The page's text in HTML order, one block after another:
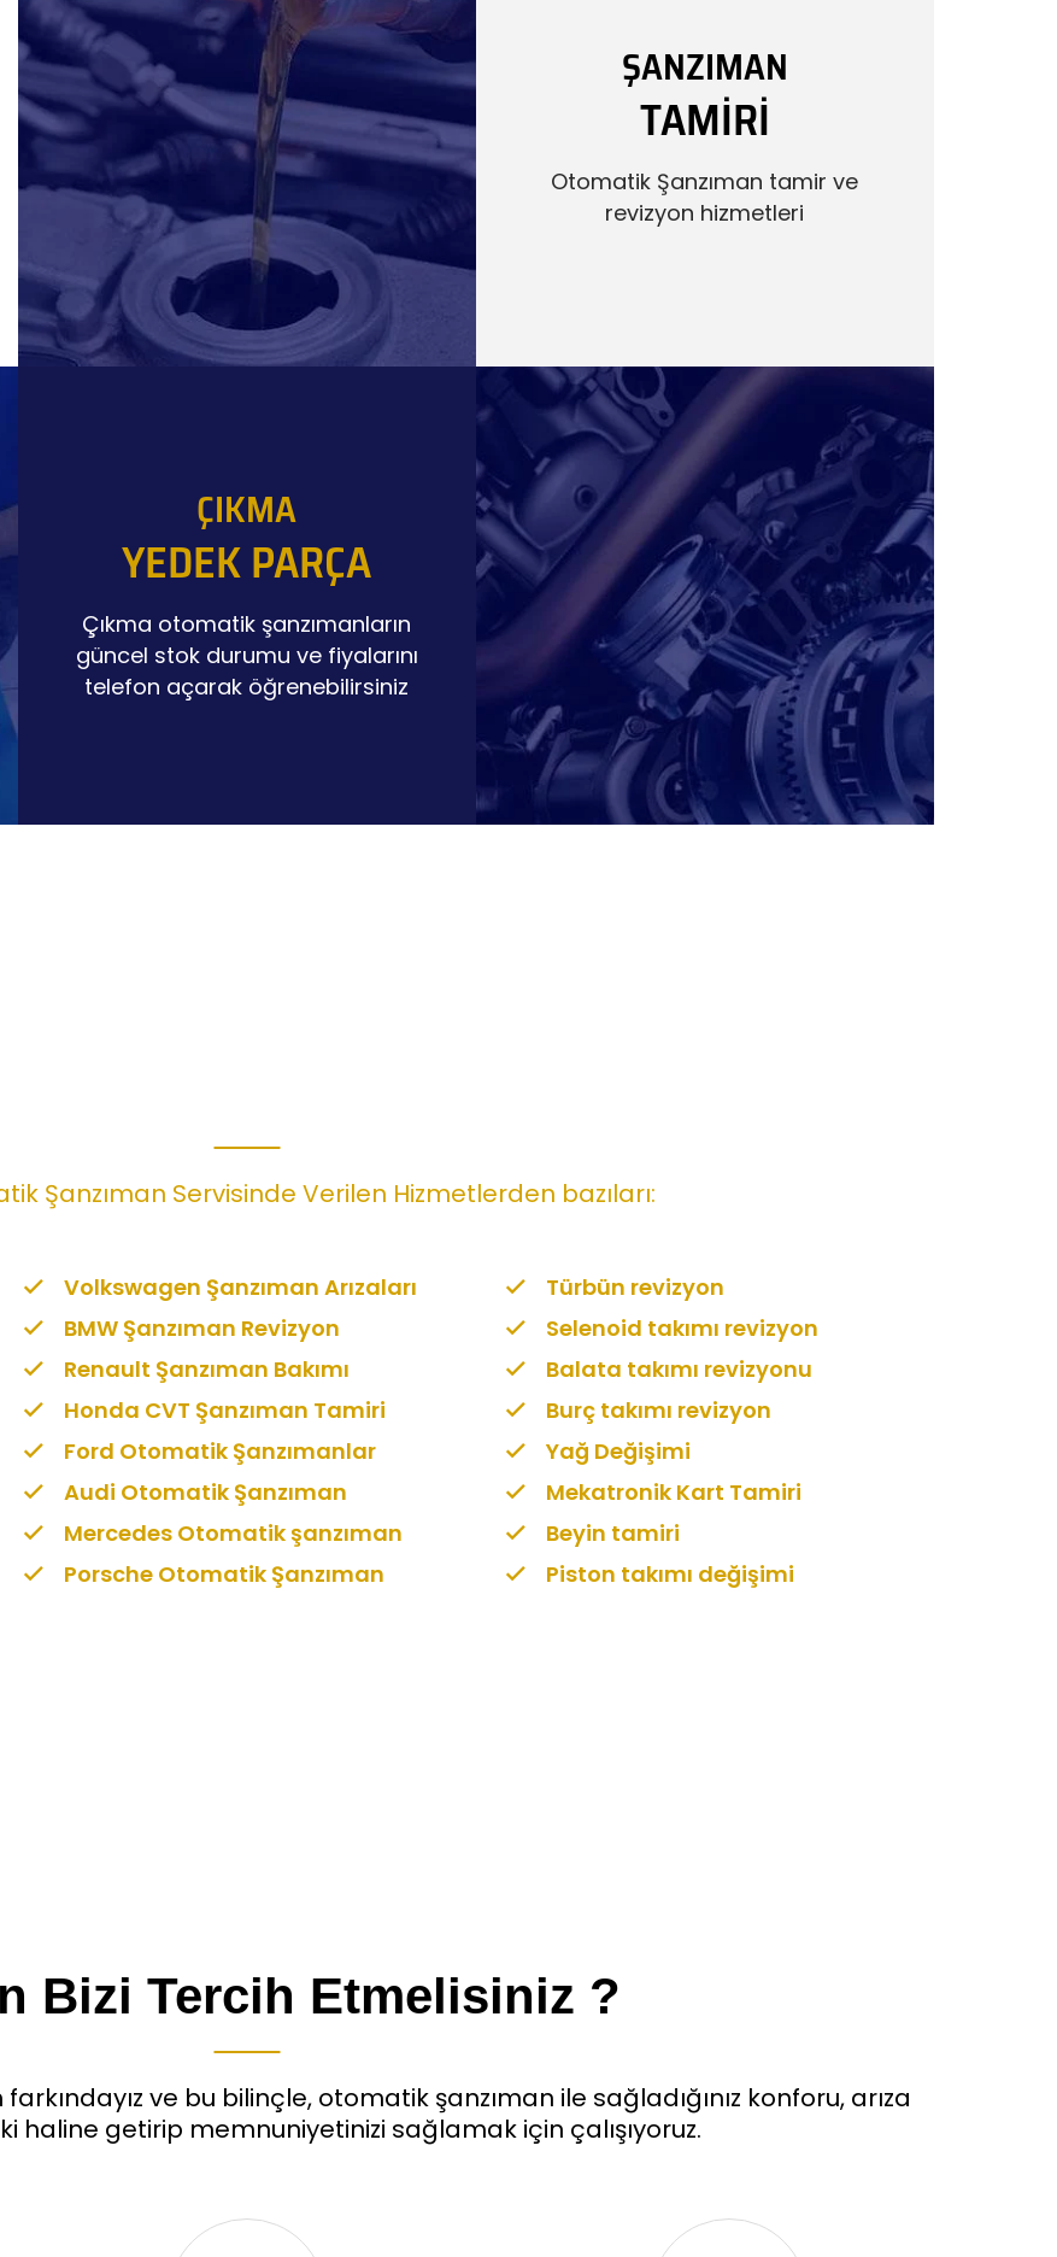
ŞANZIMAN
TAMİRİ
Otomatik Şanzıman tamir ve
revizyon hizmetleri
ÇIKMA
YEDEK PARÇA
Çıkma otomatik şanzımanların
güncel stok durumu ve fiyalarını
telefon açarak öğrenebilirsiniz
Şanzıman Servisinde Verilen Hizmetlerden bazıları:
Volkswagen Şanzıman Arızaları
BMW Şanzıman Revizyon
Renault Şanzıman Bakımı
Honda CVT Şanzıman Tamiri
Ford Otomatik Şanzımanlar
Audi Otomatik Şanzıman
Mercedes Otomatik şanzıman
Porsche Otomatik Şanzıman
Türbün revizyon
Selenoid takımı revizyon
Balata takımı revizyonu
Burç takımı revizyon
Yağ Değişimi
Mekatronik Kart Tamiri
Beyin tamiri
Piston takımı değişimi
Bizi Tercih Etmelisiniz ?
ve bu bilinçle, otomatik şanzıman ile sağladığınız konforu, arıza
haline getirip memnuniyetinizi sağlamak için çalışıyoruz.